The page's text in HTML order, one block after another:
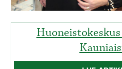
Huoneistokeskus